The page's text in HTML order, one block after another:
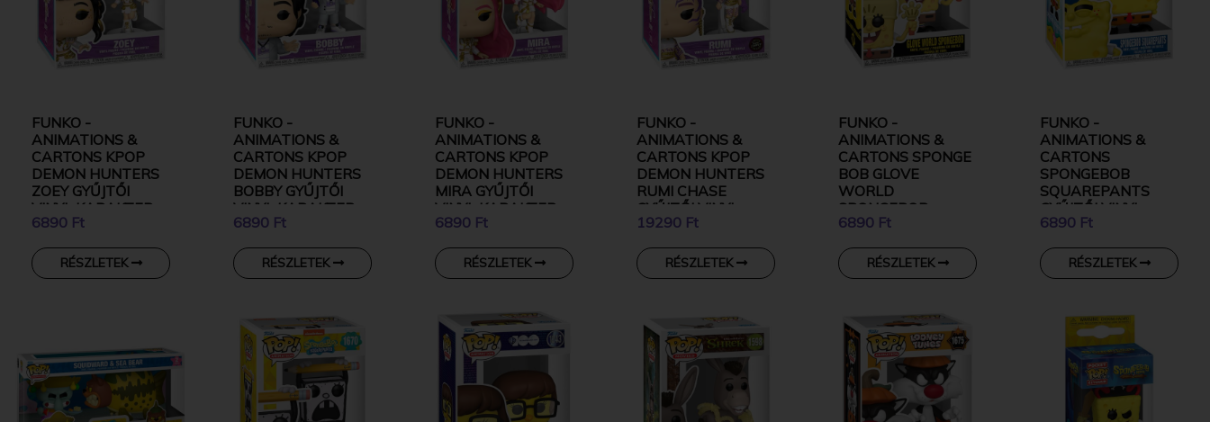
FUNKO -
ANIMATIONS &
CARTONS KPOP
DEMON HUNTERS
ZOEY GYŰJTŐI
VINYL KARAKTER
6890 Ft
RÉSZLETEK
FUNKO -
ANIMATIONS &
CARTONS KPOP
DEMON HUNTERS
BOBBY GYŰJTŐI
VINYL KARAKTER
6890 Ft
RÉSZLETEK
FUNKO -
ANIMATIONS &
CARTONS KPOP
DEMON HUNTERS
MIRA GYŰJTŐI
VINYL KARAKTER
6890 Ft
RÉSZLETEK
FUNKO -
ANIMATIONS &
CARTONS KPOP
DEMON HUNTERS
RUMI CHASE
GYŰJTŐI VINYL
KARAKTER
19290 Ft
RÉSZLETEK
FUNKO -
ANIMATIONS &
CARTONS SPONGE
BOB GLOVE
WORLD
SPONGEBOB
GYŰJTŐI VINYL
6890 Ft
RÉSZLETEK
FUNKO -
ANIMATIONS &
CARTONS
SPONGEBOB
SQUAREPANTS
GYŰJTŐI VINYL
KARAKTER
6890 Ft
RÉSZLETEK